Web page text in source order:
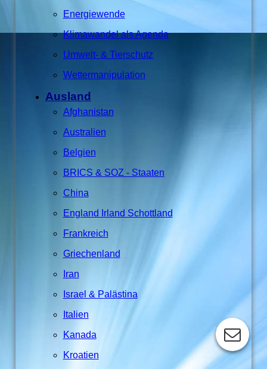
Energiewende
Klimawandel als Agenda
Umwelt- & Tierschutz
Wettermanipulation
Ausland
Afghanistan
Australien
Belgien
BRICS & SOZ - Staaten
China
England Irland Schottland
Frankreich
Griechenland
Iran
Israel & Palästina
Italien
Kanada
Kroatien